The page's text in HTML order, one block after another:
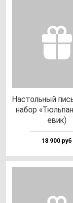
Нас­толь­ный
на­бор
евик)
18 900 руб